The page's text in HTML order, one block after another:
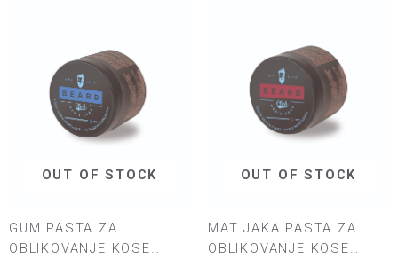
OUT OF STOCK
GUM PASTA ZA
OBLIKOVANJE KOSE
OUT OF STOCK
MAT JAKA PASTA ZA
OBLIKOVANJE KOSE